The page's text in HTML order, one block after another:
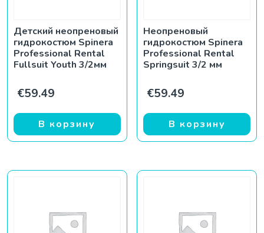
Детский неопреновый
гидрокостюм Spinera
Professional Rental
Fullsuit Youth 3/2мм
€59.49
В корзину
Неопреновый
гидрокостюм Spinera
Professional Rental
Springsuit 3/2 мм
€59.49
В корзину